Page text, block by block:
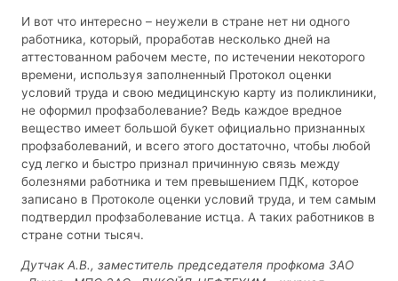
И вот что интересно – неужели в стране нет ни одного
работника, который, проработав несколько дней на
аттестованном рабочем месте, по истечении некоторого
времени, используя заполненный Протокол оценки
условий труда и свою медицинскую карту из поликлиники,
не оформил профзаболевание? Ведь каждое вредное
вещество имеет большой букет официально признанных
профзаболеваний, и всего этого достаточно, чтобы любой
суд легко и быстро признал причинную связь между
болезнями работника и тем превышением ПДК, которое
записано в Протоколе оценки условий труда, и тем самым
подтвердил профзаболевание истца. А таких работников в
стране сотни тысяч.
Дутчак А.В., заместитель председателя профкома ЗАО